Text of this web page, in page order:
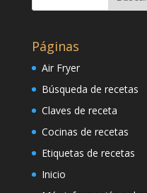
Páginas
Air Fryer
Búsqueda de recetas
Claves de receta
Cocinas de recetas
Etiquetas de recetas
Inicio